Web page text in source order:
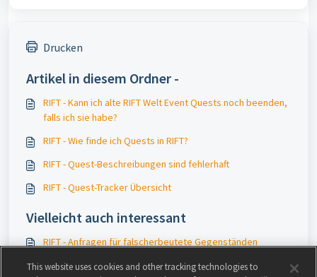
Drucken
Artikel in diesem Ordner -
RIFT - Kann ich alte RIFT Welt Event Quests noch beenden,
falls ich sie habe?
RIFT - Wie finde ich Quests in RIFT?
RIFT - Quest-Beschreibungen sind fehlerhaft
RIFT - Quest-Tracker Übersicht
Vielleicht auch interessant
RIFT - Anfragen für falscherbeutete Gegenständen
RIFT - Münzsperre
This website uses cookies and other tracking technologies to